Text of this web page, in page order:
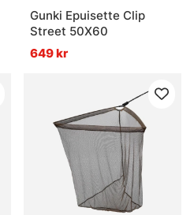
Gunki Epuisette Clip
Street 50X60
649 kr